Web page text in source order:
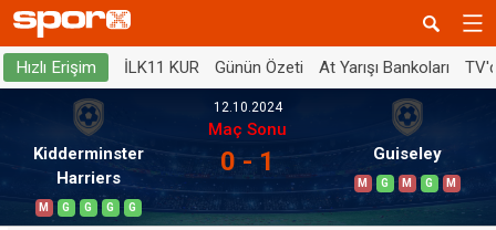
Hızlı Erişim İLK11 KUR Günün Özeti At Yarışı Bankoları
Kidderminster
Harriers
M G G G G
12.10.2024
Maç Sonu
0 - 1 Guiseley
M G M G M